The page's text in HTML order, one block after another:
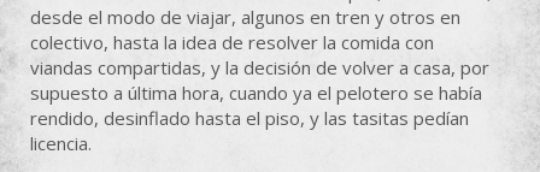
desde el modo de viajar, algunos en tren y otros en
colectivo, hasta la idea de resolver la comida con
viandas compartidas, y la decisión de volver a casa, por
supuesto a última hora, cuando ya el pelotero se había
rendido, desinflado hasta el piso, y las tasitas pedían
licencia.